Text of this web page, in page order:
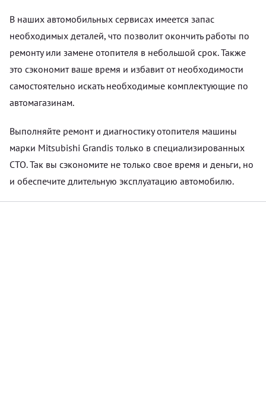
В наших автомобильных сервисах имеется запас
необходимых деталей, что позволит окончить работы по
ремонту или замене отопителя в небольшой срок. Также
это сэкономит ваше время и избавит от необходимости
самостоятельно искать необходимые комплектующие по
автомагазинам.
Выполняйте ремонт и диагностику отопителя машины
марки Mitsubishi Grandis только в специализированных
СТО. Так вы сэкономите не только свое время и деньги, но
и обеспечите длительную эксплуатацию автомобилю.